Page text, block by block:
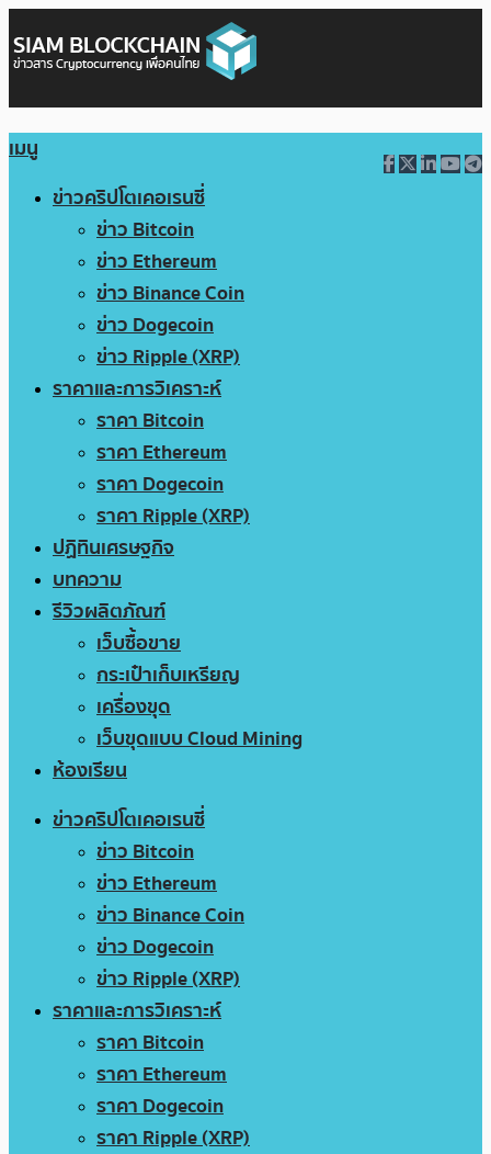
เมนู
ข่าวคริปโตเคอเรนซี่
ข่าว Bitcoin
ข่าว Ethereum
ข่าว Binance Coin
ข่าว Dogecoin
ข่าว Ripple (XRP)
ราคาและการวิเคราะห์
ราคา Bitcoin
ราคา Ethereum
ราคา Dogecoin
ราคา Ripple (XRP)
ปฏิทินเศรษฐกิจ
บทความ
รีวิวผลิตภัณฑ์
เว็บซื้อขาย
กระเป๋าเก็บเหรียญ
เครื่องขุด
เว็บขุดแบบ Cloud Mining
ห้องเรียน
ข่าวคริปโตเคอเรนซี่
ข่าว Bitcoin
ข่าว Ethereum
ข่าว Binance Coin
ข่าว Dogecoin
ข่าว Ripple (XRP)
ราคาและการวิเคราะห์
ราคา Bitcoin
ราคา Ethereum
ราคา Dogecoin
ราคา Ripple (XRP)